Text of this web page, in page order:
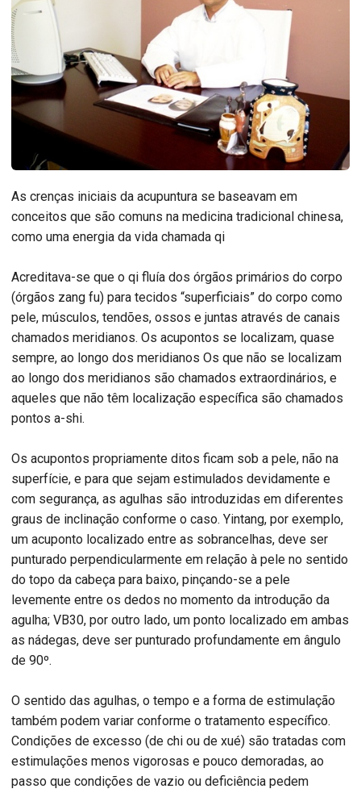
As crenças iniciais da acupuntura se baseavam em
conceitos que são comuns na medicina tradicional chinesa,
como uma energia da vida chamada qi
Acreditava-se que o qi fluía dos órgãos primários do corpo
(órgãos zang fu) para tecidos “superficiais” do corpo como
pele, músculos, tendões, ossos e juntas através de canais
chamados meridianos. Os acupontos se localizam, quase
sempre, ao longo dos meridianos Os que não se localizam
ao longo dos meridianos são chamados extraordinários, e
aqueles que não têm localização específica são chamados
pontos a-shi.
Os acupontos propriamente ditos ficam sob a pele, não na
superfície, e para que sejam estimulados devidamente e
com segurança, as agulhas são introduzidas em diferentes
graus de inclinação conforme o caso. Yintang, por exemplo,
um acuponto localizado entre as sobrancelhas, deve ser
punturado perpendicularmente em relação à pele no sentido
do topo da cabeça para baixo, pinçando-se a pele
levemente entre os dedos no momento da introdução da
agulha; VB30, por outro lado, um ponto localizado em ambas
as nádegas, deve ser punturado profundamente em ângulo
de 90º.
O sentido das agulhas, o tempo e a forma de estimulação
também podem variar conforme o tratamento específico.
Condições de excesso (de chi ou de xué) são tratadas com
estimulações menos vigorosas e pouco demoradas, ao
passo que condições de vazio ou deficiência pedem